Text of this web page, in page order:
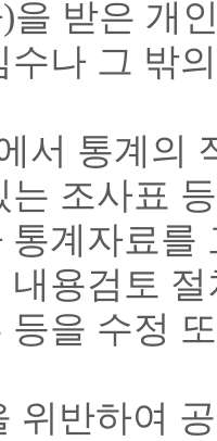
을 받은 개
수나 그 밖
서 통계의
는 조사표
통계자료를
내용검토
등을 수정
위반하여